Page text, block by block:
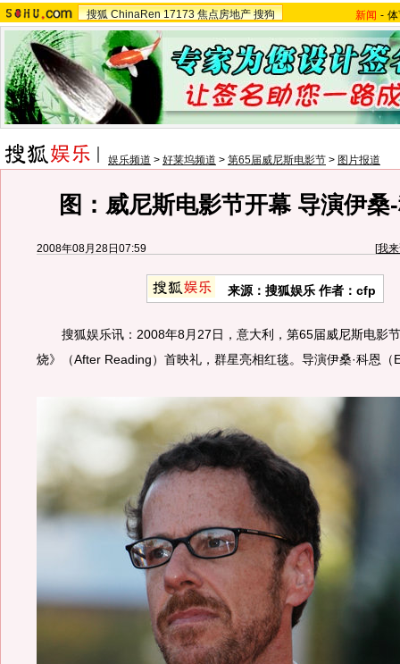
搜狐 ChinaRen 17173 焦点房地产 搜狗 新闻 -
娱乐频道 > 好莱坞频道 > 第65届威尼斯电影节 > 图片报道
图：威尼斯电影节开幕 导演伊桑
2008年08月28日07:59 [我
来源：搜狐娱乐 作者：cfp
搜狐娱乐讯：2008年8月27日，意大利，第65届威尼斯电影
烧》（After Reading）首映礼，群星亮相红毯。导演伊桑·科恩（